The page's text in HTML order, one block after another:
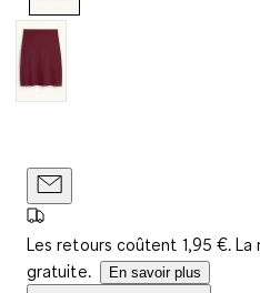
Les retours coûtent 1,95 €.
gratuite.
En savoir plus